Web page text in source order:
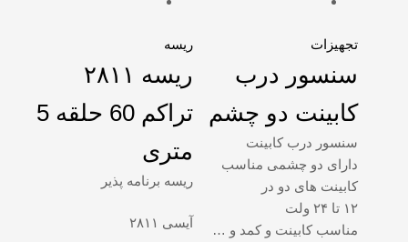
تجهیزات
سنسور درب
کابینت دو چشم
سنسور درب کابینت
دارای دو چشمی مناسب
کابینت های دو در
۱۲ تا ۲۴ ولت
مناسب کابینت و کمد و …
ریسه
ریسه ۲۸۱۱
تراکم 60 حلقه 5
متری
ریسه برنامه پذیر
آیسی ۲۸۱۱